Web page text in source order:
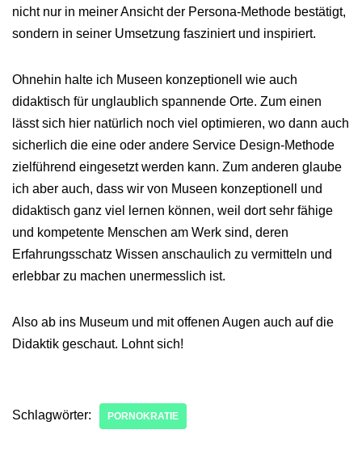
nicht nur in meiner Ansicht der Persona-Methode bestätigt,
sondern in seiner Umsetzung fasziniert und inspiriert.
Ohnehin halte ich Museen konzeptionell wie auch
didaktisch für unglaublich spannende Orte. Zum einen
lässt sich hier natürlich noch viel optimieren, wo dann auch
sicherlich die eine oder andere Service Design-Methode
zielführend eingesetzt werden kann. Zum anderen glaube
ich aber auch, dass wir von Museen konzeptionell und
didaktisch ganz viel lernen können, weil dort sehr fähige
und kompetente Menschen am Werk sind, deren
Erfahrungsschatz Wissen anschaulich zu vermitteln und
erlebbar zu machen unermesslich ist.
Also ab ins Museum und mit offenen Augen auch auf die
Didaktik geschaut. Lohnt sich!
Schlagwörter: PORNOKRATIE